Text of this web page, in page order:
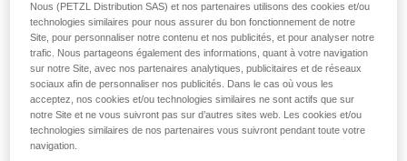
Nous (PETZL Distribution SAS) et nos partenaires utilisons des cookies et/ou
technologies similaires pour nous assurer du bon fonctionnement de notre
Site, pour personnaliser notre contenu et nos publicités, et pour analyser notre
trafic. Nous partageons également des informations, quant à votre navigation
sur notre Site, avec nos partenaires analytiques, publicitaires et de réseaux
sociaux afin de personnaliser nos publicités. Dans le cas où vous les
acceptez, nos cookies et/ou technologies similaires ne sont actifs que sur
notre Site et ne vous suivront pas sur d’autres sites web. Les cookies et/ou
technologies similaires de nos partenaires vous suivront pendant toute votre
navigation.